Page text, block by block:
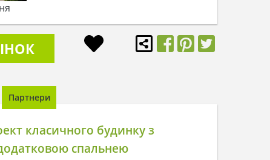
Партнери
класичного будинку з
спальнею